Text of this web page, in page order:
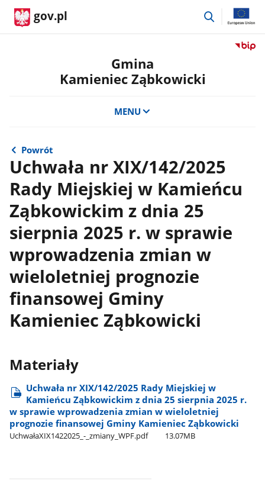
gov.pl
przejdź
Przejdź
Gmina
Kamieniec Ząbkowicki
MENU
Powrót
Uchwała nr XIX/142/2025
Rady Miejskiej w Kamieńcu
Ząbkowickim z dnia 25
sierpnia 2025 r. w sprawie
wprowadzenia zmian w
wieloletniej prognozie
finansowej Gminy
Kamieniec Ząbkowicki
Materiały
Uchwała nr XIX/142/2025 Rady Miejskiej w
Kamieńcu Ząbkowickim z dnia 25 sierpnia 2025 r.
w sprawie wprowadzenia zmian w wieloletniej
prognozie finansowej Gminy Kamieniec Ząbkowicki
UchwałaXIX1422025​_-​_zmiany​_WPF.pdf 13.07MB